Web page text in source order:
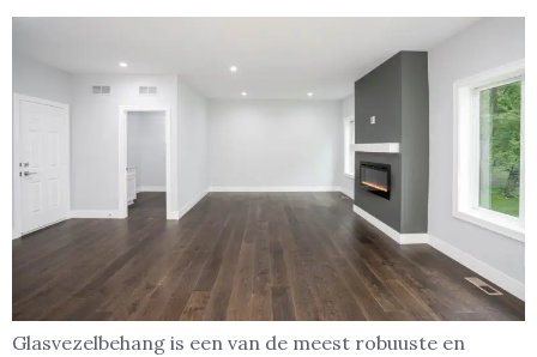
Glasvezelbehang is een van de meest robuuste en